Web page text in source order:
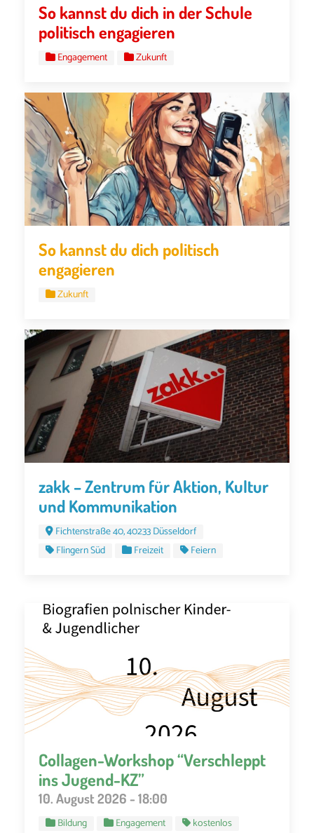
So kannst du dich in der Schule
politisch engagieren
Engagement Zukunft
So kannst du dich politisch
engagieren
Zukunft
zakk – Zentrum für Aktion, Kultur
und Kommunikation
Fichtenstraße 40, 40233 Düsseldorf
Flingern Süd
Freizeit Feiern
Collagen-Workshop “Verschleppt
ins Jugend-KZ”
10. August 2026 - 18:00
Bildung Engagement
kostenlos